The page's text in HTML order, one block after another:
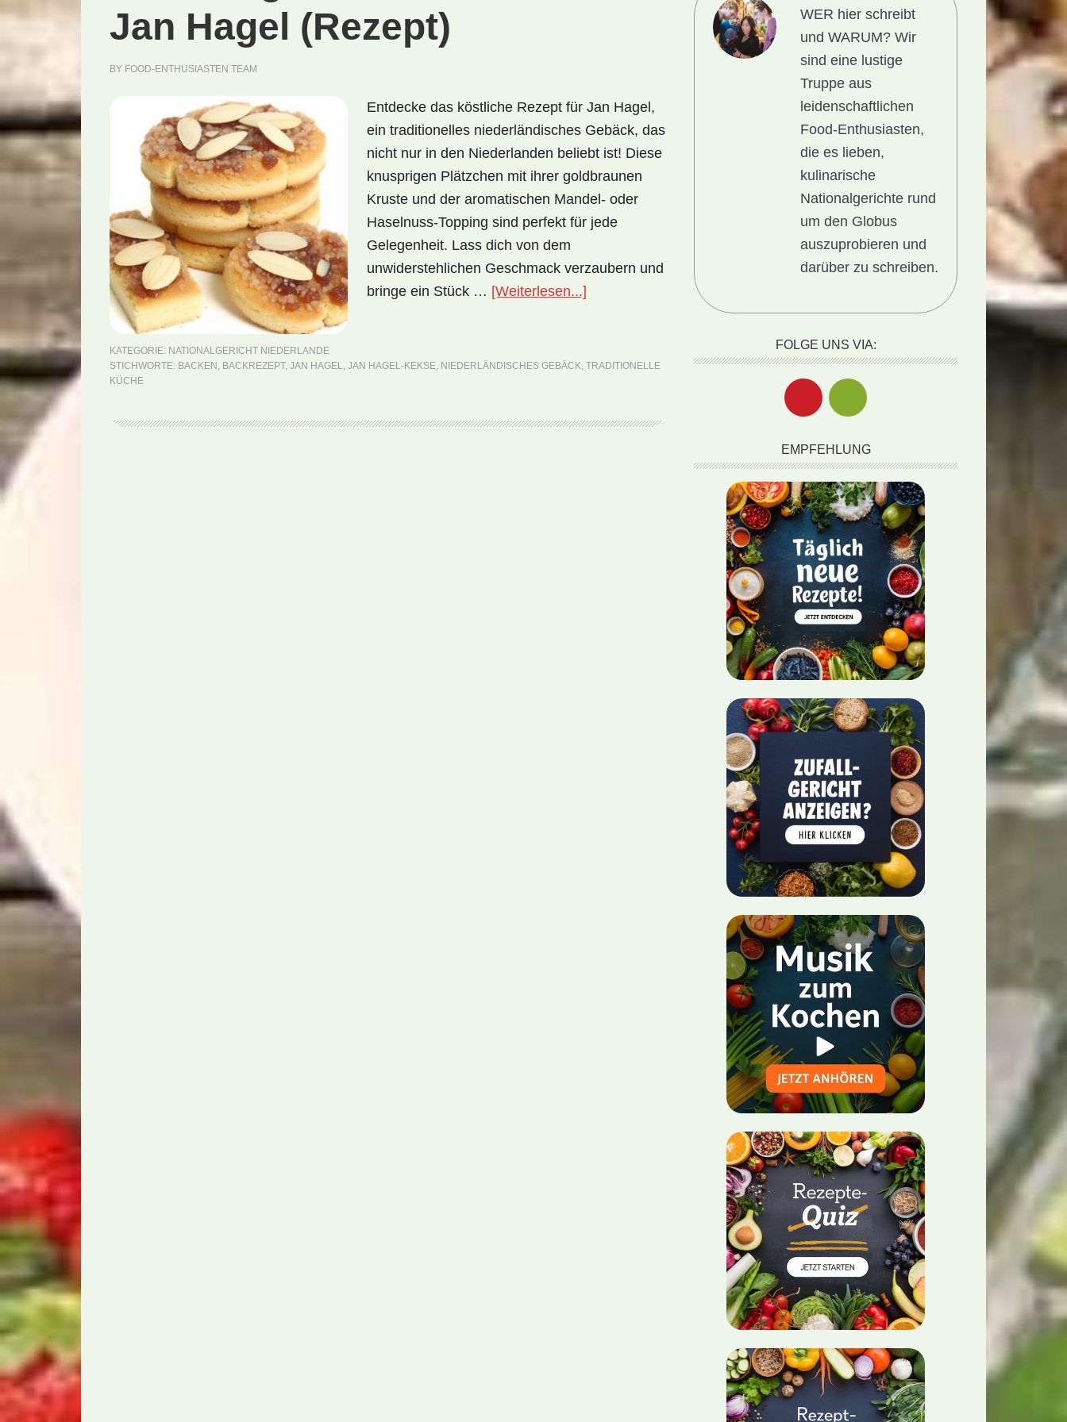
Jan Hagel (Rezept)
BY FOOD-ENTHUSIASTEN TEAM
Entdecke das köstliche Rezept für Jan Hagel,
ein traditionelles niederländisches Gebäck, das
nicht nur in den Niederlanden beliebt ist! Diese
knusprigen Plätzchen mit ihrer goldbraunen
Kruste und der aromatischen Mandel- oder
Haselnuss-Topping sind perfekt für jede
Gelegenheit. Lass dich von dem
unwiderstehlichen Geschmack verzaubern und
bringe ein Stück … [Weiterlesen...] ÜberNationalgericht
Hagel
KATEGORIE: NATIONALGERICHT NIEDERLANDE
STICHWORTE: BACKEN , BACKREZEPT, JAN HAGEL, JAN HAGEL-KEKSE, NIEDERLÄNDISCHES GEBÄCK, TRADITIONELLE
KÜCHE
WER hier schreibt
und WARUM?Wir
sind eine lustige
Truppe aus
leidenschaftlichen
Food-Enthusiasten,
die es lieben,
kulinarische
Nationalgerichte rund
um den Globus
auszuprobieren und
darüber zu schreiben.
FOLGE UNS VIA:
EMPFEHLUNG